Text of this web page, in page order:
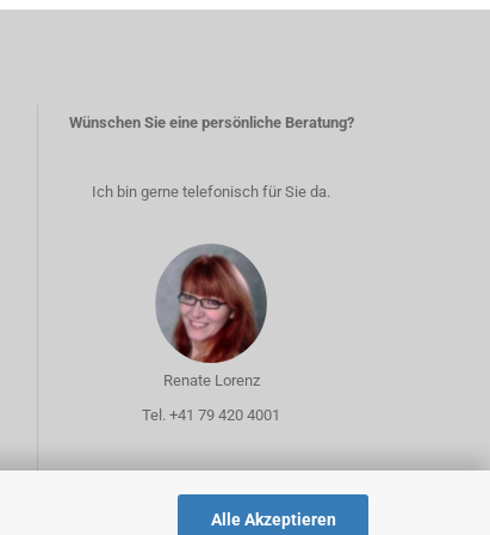
Alle Akzeptieren
Wünschen Sie eine persönliche Beratung?
Ich bin gerne telefonisch für Sie da.
Renate Lorenz
Tel. +41 79 420 4001